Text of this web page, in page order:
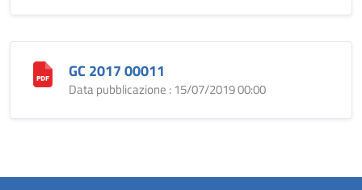
GC 2017 00011
Data pubblicazione : 15/07/2019 00:00